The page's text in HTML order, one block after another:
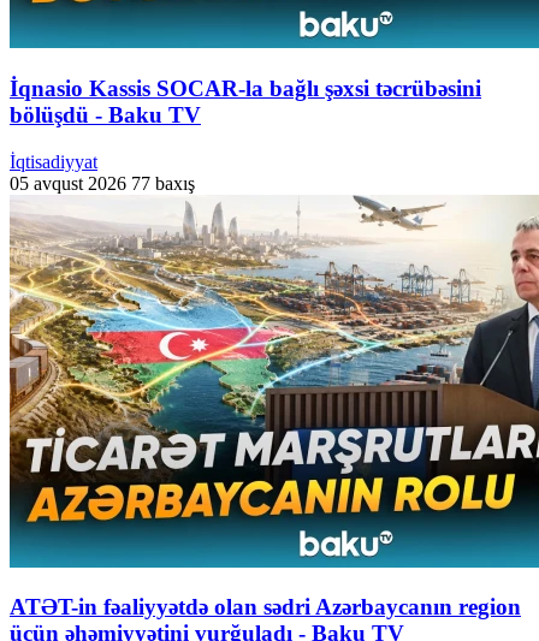
İqnasio Kassis SOCAR-la bağlı şəxsi təcrübəsini
bölüşdü - Baku TV
İqtisadiyyat
05 avqust 2026 77 baxış
ATƏT-in fəaliyyətdə olan sədri Azərbaycanın region
üçün əhəmiyyətini vurğuladı - Baku TV